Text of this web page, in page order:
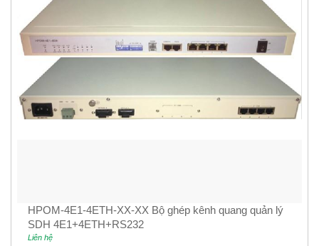
HPOM-4E1-4ETH-XX-XX Bộ ghép kênh quang quản lý
SDH 4E1+4ETH+RS232
Liên hệ